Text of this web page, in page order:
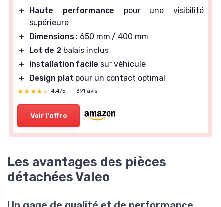
＋ Haute performance pour une visibilité
supérieure
＋
Dimensions : 650 mm / 400 mm
＋
Lot de 2 balais inclus
＋
Installation facile sur véhicule
＋
Design plat pour un contact optimal
★★★★★
★★★★★ 4,4/5 — 391 avis
Voir l'offre
Les avantages des pièces
détachées Valeo